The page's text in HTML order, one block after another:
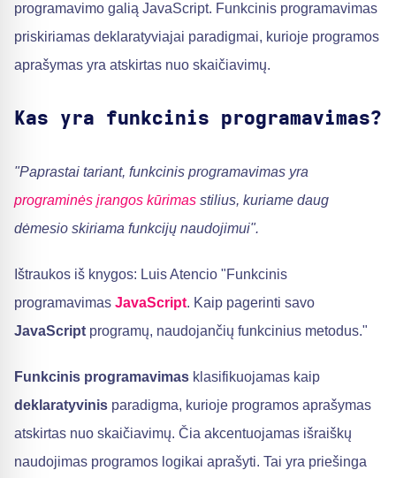
programavimo galią JavaScript. Funkcinis programavimas
priskiriamas deklaratyviajai paradigmai, kurioje programos
aprašymas yra atskirtas nuo skaičiavimų.
Kas yra funkcinis programavimas?
"Paprastai tariant, funkcinis programavimas yra
programinės įrangos kūrimas stilius, kuriame daug
dėmesio skiriama funkcijų naudojimui".
Ištraukos iš knygos: Luis Atencio "Funkcinis
programavimas JavaScript. Kaip pagerinti savo
JavaScript programų, naudojančių funkcinius metodus."
Funkcinis programavimas klasifikuojamas kaip
deklaratyvinis paradigma, kurioje programos aprašymas
atskirtas nuo skaičiavimų. Čia akcentuojamas išraiškų
naudojimas programos logikai aprašyti. Tai yra priešinga